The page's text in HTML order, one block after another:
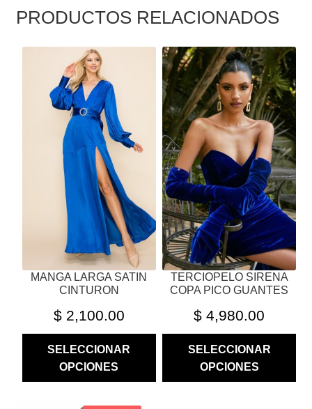
PRODUCTOS RELACIONADOS
MANGA LARGA SATIN
CINTURON
$2,100.00
SELECCIONAR
OPCIONES
PRODUCTO
TIENE
MÚLTIPLES
VARIANTES.
OPCIONES
PUEDEN
DE
TERCIOPELO SIRENA
COPA PICO GUANTES
$ 4,980.00
SELECCIONAR
OPCIONES
ESTE
PRODUCTO
TIENE
MÚLTIPLES
VARIANTES.
LAS
OPCIONES
SE
PUEDEN
ELEGIR
EN
LA
PÁGINA
DE